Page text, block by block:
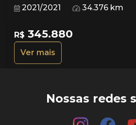
2021/2021 34.376 km
R$ 345.880
Ver mais
Nossas redes